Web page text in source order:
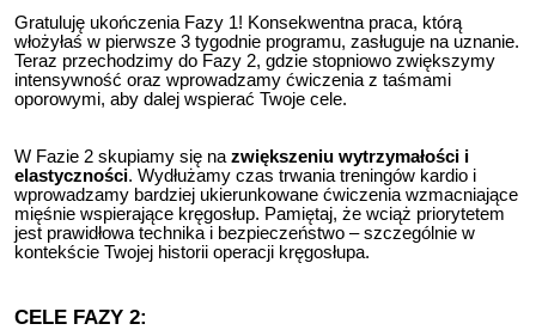
Gratuluję ukończenia Fazy 1! Konsekwentna praca, którą
włożyłaś w pierwsze 3 tygodnie programu, zasługuje na uznanie.
Teraz przechodzimy do Fazy 2, gdzie stopniowo zwiększymy
intensywność oraz wprowadzamy ćwiczenia z taśmami
oporowymi, aby dalej wspierać Twoje cele.
W Fazie 2 skupiamy się nazwiększeniu wytrzymałości i
elastyczności. Wydłużamy czas trwania treningów kardio i
wprowadzamy bardziej ukierunkowane ćwiczenia wzmacniające
mięśnie wspierające kręgosłup. Pamiętaj, że wciąż priorytetem
jest prawidłowa technika i bezpieczeństwo – szczególnie w
kontekście Twojej historii operacji kręgosłupa.
CELE FAZY 2: